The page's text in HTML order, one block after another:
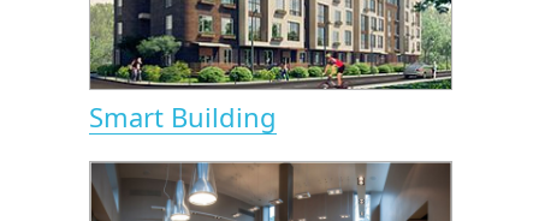
Smart Building